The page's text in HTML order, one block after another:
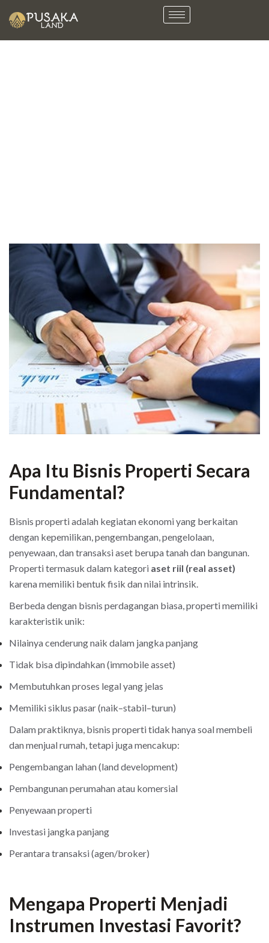
Apa Itu Bisnis Properti Secara
Fundamental?
Bisnis properti adalah kegiatan ekonomi yang berkaitan
dengan kepemilikan, pengembangan, pengelolaan,
penyewaan, dan transaksi aset berupa tanah dan bangunan.
Properti termasuk dalam kategori aset riil (real asset)
karena memiliki bentuk fisik dan nilai intrinsik.
Berbeda dengan bisnis perdagangan biasa, properti memiliki
karakteristik unik:
Nilainya cenderung naik dalam jangka panjang
Tidak bisa dipindahkan (immobile asset)
Membutuhkan proses legal yang jelas
Memiliki siklus pasar (naik–stabil–turun)
Dalam praktiknya, bisnis properti tidak hanya soal membeli
dan menjual rumah, tetapi juga mencakup:
Pengembangan lahan (land development)
Pembangunan perumahan atau komersial
Penyewaan properti
Investasi jangka panjang
Perantara transaksi (agen/broker)
Mengapa Properti Menjadi
Instrumen Investasi Favorit?